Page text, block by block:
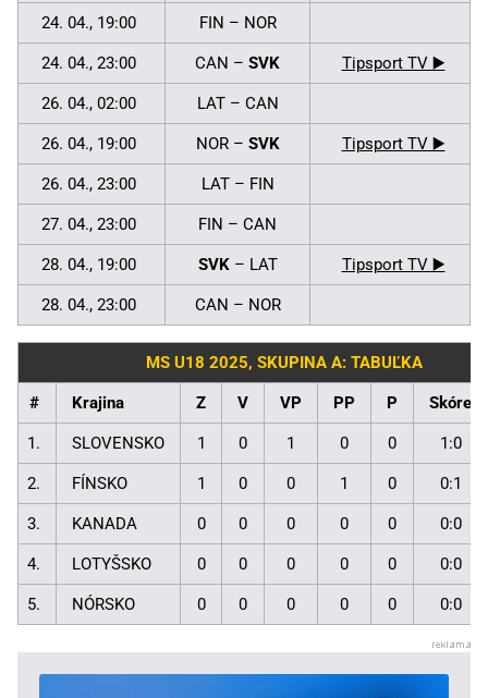
24. 04., 19:00 FIN – NOR
24. 04., 23:00 CAN – SVK Tipsport TV ▶️
26. 04., 02:00 LAT – CAN
26. 04., 19:00 NOR – SVK Tipsport TV ▶️
26. 04., 23:00 LAT – FIN
27. 04., 23:00 FIN – CAN
28. 04., 19:00 SVK– LAT Tipsport TV ▶️
28. 04., 23:00 CAN – NOR
MS U18 2025, SKUPINA A: TABUĽKA
# Krajina Z V VP PP P Skóre
1. SLOVENSKO 1 0 1 0 0 1:0
2. FÍNSKO 1 0 0 1 0 0:1
3. KANADA 0 0 0 0 0 0:0
4. LOTYŠSKO 0 0 0 0 0 0:0
5. NÓRSKO 0 0 0 0 0 0:0